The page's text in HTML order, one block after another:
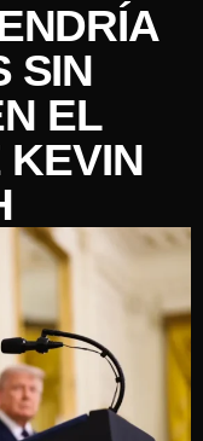
SIN
EL
KEVIN